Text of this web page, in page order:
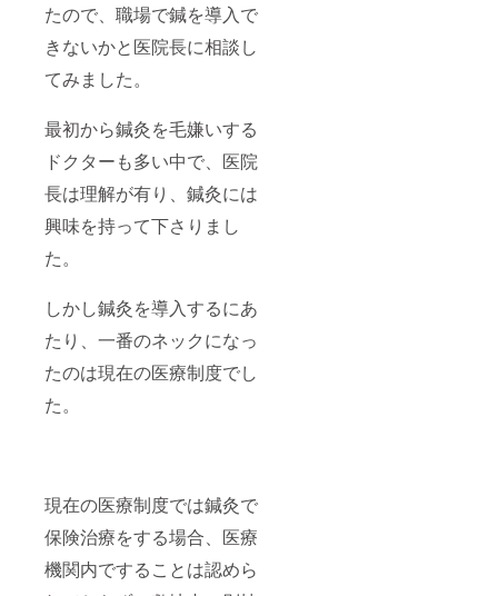
たので、職場で鍼を導入で
きないかと医院長に相談し
てみました。
最初から鍼灸を毛嫌いする
ドクターも多い中で、医院
長は理解が有り、鍼灸には
興味を持って下さりまし
た。
しかし鍼灸を導入するにあ
たり、一番のネックになっ
たのは現在の医療制度でし
た。
現在の医療制度では鍼灸で
保険治療をする場合、医療
機関内ですることは認めら